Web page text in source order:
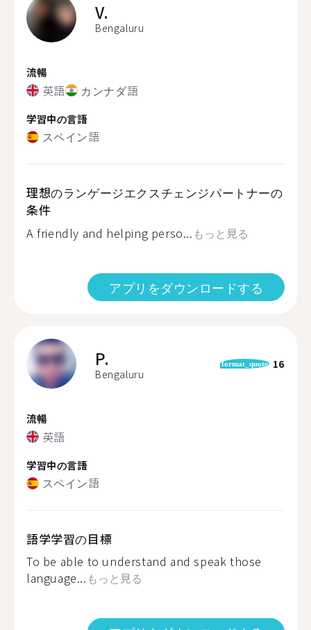
V.
Bengaluru
流暢
英語 カンナダ語
学習中の言語
スペイン語
理想のランゲージエクスチェンジパートナーの
条件
A friendly and helping perso... もっと見る
アプリをダウンロードする
P.
Bengaluru
format_quote 16
流暢
英語
学習中の言語
スペイン語
語学学習の目標
To be able to understand and speak those
language... もっと見る